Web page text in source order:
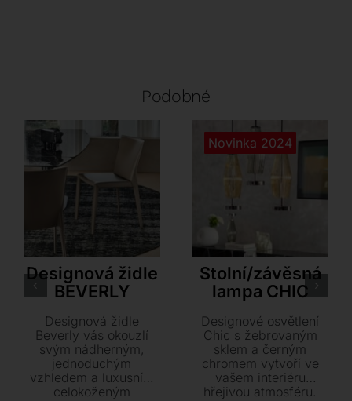
Podobné
Designová židle
BEVERLY
Designová židle
Beverly vás okouzlí
svým nádherným,
jednoduchým
vzhledem a luxusním
celokoženým
Novinka 2024
Tonin Casa
Stolní/závěsná
lampa CHIC
Designové osvětlení
Chic s žebrovaným
sklem a černým
chromem vytvoří ve
vašem interiéru
hřejivou atmosféru.